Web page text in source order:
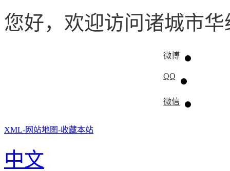
您好，欢迎访问诸城市
微博
QQ
微信
XML-网站地图-收藏本站
中文